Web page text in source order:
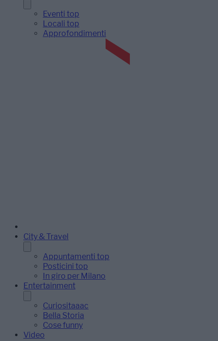
Eventi top
Locali top
Approfondimenti
City & Travel
Appuntamenti top
Posticini top
In giro per Milano
Entertainment
Curiositaaac
Bella Storia
Cose funny
Video